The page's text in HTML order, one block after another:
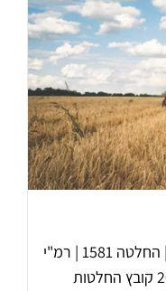
החלטה 1591 רמי | החלטה 1580 | החלטה 1581 | רמ"י
החלטה 1591 החל מסוף שנת 2019 קובץ החלטות